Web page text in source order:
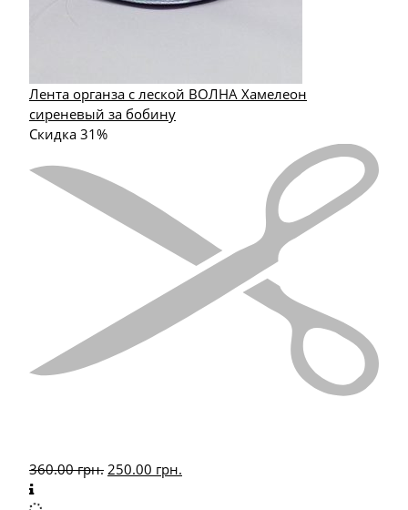
Лента органза с леской ВОЛНА Хамелеон
сиреневый за бобину
Скидка 31%
360.00грн. 250.00 грн.